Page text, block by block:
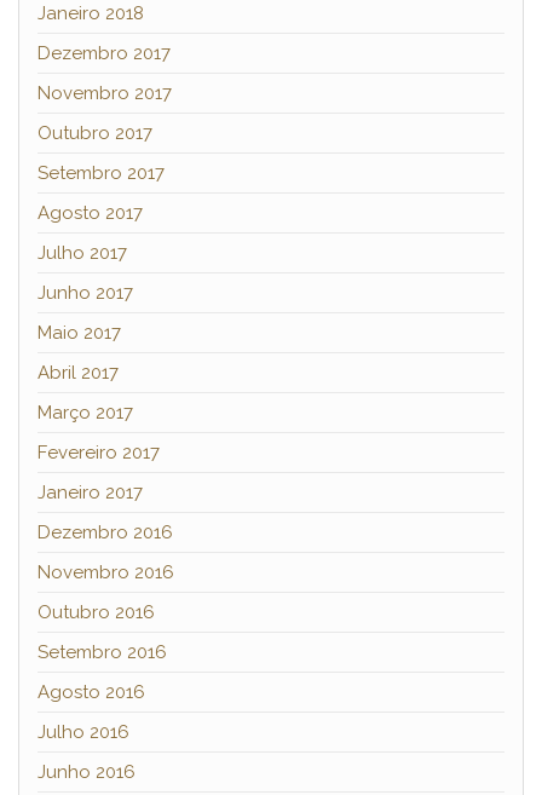
Janeiro 2018
Dezembro 2017
Novembro 2017
Outubro 2017
Setembro 2017
Agosto 2017
Julho 2017
Junho 2017
Maio 2017
Abril 2017
Março 2017
Fevereiro 2017
Janeiro 2017
Dezembro 2016
Novembro 2016
Outubro 2016
Setembro 2016
Agosto 2016
Julho 2016
Junho 2016